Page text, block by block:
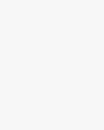
tampas, rótulos e
Fabricante de
A GlassRock é
no fabrico e
garrafas de
produzimos